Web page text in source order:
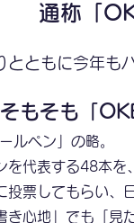
通称「
とともに今年も
そもそも「
ルペン」の略。
を代表する48本
投票してもらい、
き心地」でも「見